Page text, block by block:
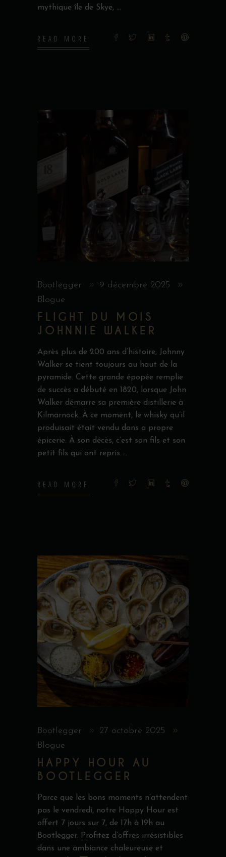
mythique île de Skye,
READ MORE
Bootlegger
9 décembre 2025
Blogue
FLIGHT DU MOIS
JOHNNIE WALKER
Après plus de 200 ans d’histoire, Johnny
Walker se tient toujours au haut de la
pyramide. Cette grande épopée remplie
de succès a débuté en 1820, lorsque John
Walker démarre sa première distillerie à
Kilmarnock. À ce moment, le whisky qu’il
produisait était vendu dans a propre
épicerie. À son décès, c’est son fils et son
petit fils qui ont repris
READ MORE
Bootlegger
27 octobre 2025
Blogue
HAPPY HOUR AU
BOOTLEGGER
Parce que les bons moments n’attendent
pas le vendredi, notre Happy Hour est
offert 7 jours sur 7, de 17h à 19h au
Bootlegger. Profitez d’offres irrésistibles
dans une ambiance chaleureuse et